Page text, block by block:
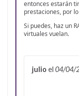
entonces estarán
prestaciones, por
Si puedes, haz un
virtuales vuelan.
julio el 04/04/